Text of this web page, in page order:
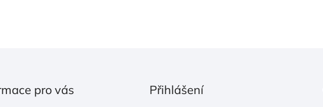
pro vás Přihlášení